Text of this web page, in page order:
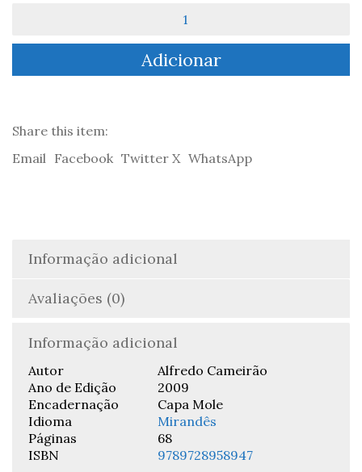
Tortulhas
Alfredo
Adicionar
Share this item:
Email Facebook Twitter X WhatsApp
Informação adicional
Avaliações (0)
Informação adicional
Autor
Alfredo Cameirão
Ano de Edição
2009
Encadernação
Capa Mole
Idioma
Mirandês
Páginas
68
ISBN
9789728958947